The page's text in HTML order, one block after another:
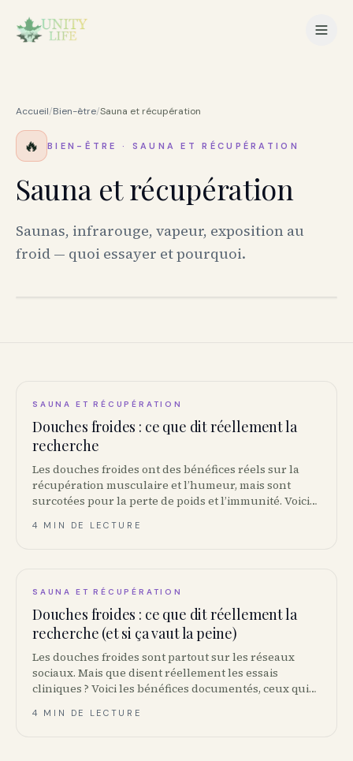
Accueil/Bien-être/Sauna et récupération
🔥 BIEN-ÊTRE · SAUNA ET RÉCUPÉRATION
Sauna et récupération
Saunas, infrarouge, vapeur, exposition au
froid — quoi essayer et pourquoi.
SAUNA ET RÉCUPÉRATION
Douches froides : ce que dit réellement la
recherche
Les douches froides ont des bénéfices réels sur la
récupération musculaire et l’humeur, mais sont
surcotées pour la perte de poids et l’immunité. Voici
4 MIN DE LECTURE
SAUNA ET RÉCUPÉRATION
Douches froides : ce que dit réellement la
recherche (et si ça vaut la peine)
Les douches froides sont partout sur les réseaux
sociaux. Mais que disent réellement les essais
cliniques ? Voici les bénéfices documentés, ceux qui
4 MIN DE LECTURE